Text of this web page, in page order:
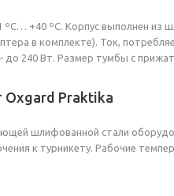
+40 ºС. Корпус выполнен из
в комплекте). Ток,
240 Вт. Размер тумбы с
Oxgard Praktika
шлифованной стали
к турникету. Рабочие